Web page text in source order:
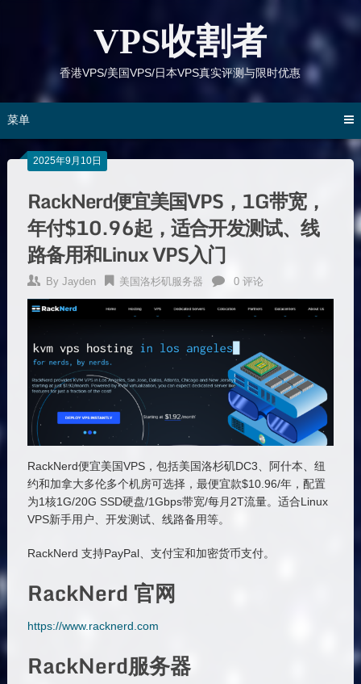
VPS收割者
香港VPS/美国VPS/日本VPS真实评测与限时优惠
菜单
2025年9月10日
RackNerd便宜美国VPS，1G带宽，
年付$10.96起，适合开发测试、线
路备用和Linux VPS入门
By Jayden 美国洛杉矶服务器 0 评论
RackNerd便宜美国VPS，包括美国洛杉矶DC3、阿什本、纽
约和加拿大多伦多个机房可选择，最便宜款$10.96/年，配置
为1核1G/20G SSD硬盘/1Gbps带宽/每月2T流量。适合Linux
VPS新手用户、开发测试、线路备用等。
RackNerd 支持PayPal、支付宝和加密货币支付。
RackNerd 官网
https://www.racknerd.com
RackNerd服务器